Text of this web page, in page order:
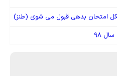
امتحان بدهی قبول می شوی (طنز)
۹۸